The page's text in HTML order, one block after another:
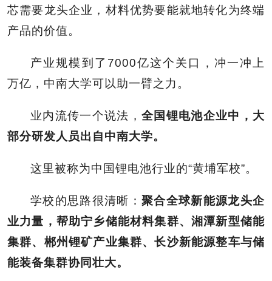
芯需要龙头企业，材料优势要能就地转化为终端
产品的价值。
产业规模到了7000亿这个关口，冲一冲上
万亿，中南大学可以助一臂之力。
业内流传一个说法， 全国锂电池企业中，大
部分研发人员出自中南大学。
这里被称为中国锂电池行业的“黄埔军校”。
学校的思路很清晰： 聚合全球新能源龙头企
业力量，帮助宁乡储能材料集群、湘潭新型储能
集群、郴州锂矿产业集群、长沙新能源整车与储
能装备集群协同壮大。